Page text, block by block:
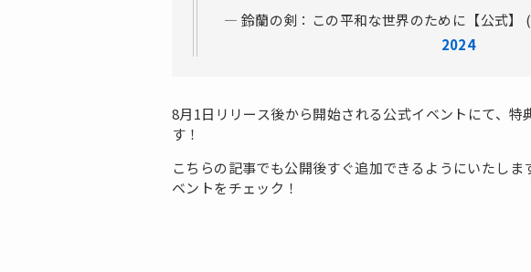
— 鈴蘭の剣：この平和な世界のために【公式】
2024
8月1日リリース後から開始される公式イベントにて、特
す！
こちらの記事でも公開後すぐ追加できるようにいたしま
ベントをチェック！